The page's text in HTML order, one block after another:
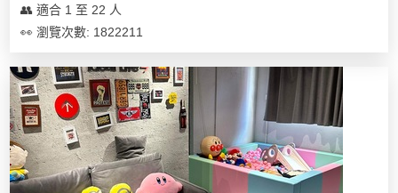
蛋
糕
花
束
及
花
藝
禮
友
聚
會
慶
祝
生
日
活
動
攻
略
員
計
劃
會
社
👥 適合 1 至 22 人
👀 瀏覽次數: 1822211